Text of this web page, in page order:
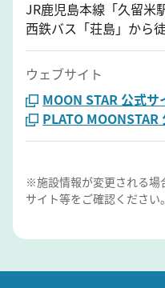
JR鹿児島本線「久留米
西鉄バス「荘島」から
ウェブサイト
MOON STAR 公式サ
PLATO
※施設情報が変更される場
サイト等をご確認ください。